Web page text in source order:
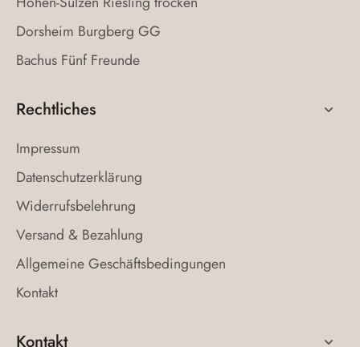
Dorsheim Burgberg GG
Bachus Fünf Freunde
Rechtliches
Impressum
Datenschutzerklärung
Widerrufsbelehrung
Versand & Bezahlung
Allgemeine Geschäftsbedingungen
Kontakt
Kontakt